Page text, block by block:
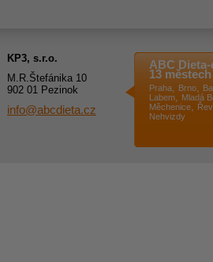
KP3, s.r.o.
M.R.Štefánika 10
902 01 Pezinok
info@abcdieta.cz
ABC
13 městech
Praha Brno
Labem
Mladá
Měchenice
Nehvizdy